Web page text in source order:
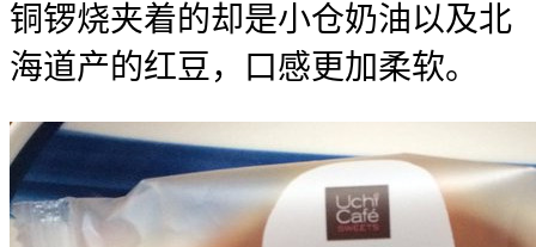
铜锣烧夹着的却是小仓奶油以及北
海道产的红豆，口感更加柔软。